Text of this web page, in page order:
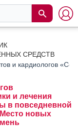
СРЕДСТВ
и кардиологов
и лечения
в повседневной
Место новых